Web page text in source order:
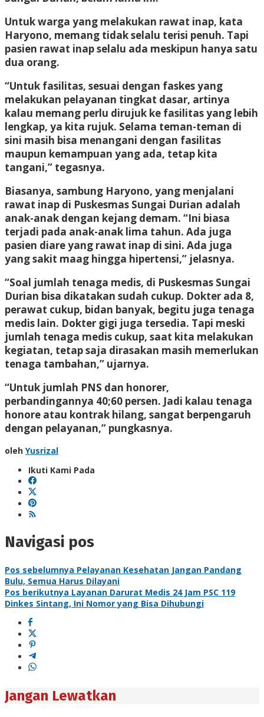
Untuk warga yang melakukan rawat inap, kata
Haryono, memang tidak selalu terisi penuh. Tapi
pasien rawat inap selalu ada meskipun hanya satu
dua orang.
“Untuk fasilitas, sesuai dengan faskes yang
melakukan pelayanan tingkat dasar, artinya
kalau memang perlu dirujuk ke fasilitas yang lebih
lengkap, ya kita rujuk. Selama teman-teman di
sini masih bisa menangani dengan fasilitas
maupun kemampuan yang ada, tetap kita
tangani,” tegasnya.
Biasanya, sambung Haryono, yang menjalani
rawat inap di Puskesmas Sungai Durian adalah
anak-anak dengan kejang demam. “Ini biasa
terjadi pada anak-anak lima tahun. Ada juga
pasien diare yang rawat inap di sini. Ada juga
yang sakit maag hingga hipertensi,” jelasnya.
“Soal jumlah tenaga medis, di Puskesmas Sungai
Durian bisa dikatakan sudah cukup. Dokter ada 8,
perawat cukup, bidan banyak, begitu juga tenaga
medis lain. Dokter gigi juga tersedia. Tapi meski
jumlah tenaga medis cukup, saat kita melakukan
kegiatan, tetap saja dirasakan masih memerlukan
tenaga tambahan,” ujarnya.
“Untuk jumlah PNS dan honorer,
perbandingannya 40;60 persen. Jadi kalau tenaga
honore atau kontrak hilang, sangat berpengaruh
dengan pelayanan,” pungkasnya.
oleh Yusrizal
Ikuti Kami Pada
Navigasi pos
Pos sebelumnya Pelayanan Kesehatan Jangan Pandang
Bulu, Semua Harus Dilayani
Pos berikutnya Layanan Darurat Medis 24 Jam PSC 119
Dinkes Sintang, Ini Nomor yang Bisa Dihubungi
Jangan Lewatkan